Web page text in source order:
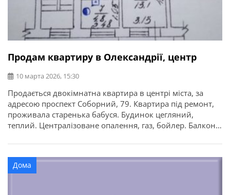
Продам квартиру в Олександрії, центр
10 марта 2026, 15:30
Продається двокімнатна квартира в центрі міста, за
адресою проспект Соборний, 79. Квартира під ремонт,
проживала старенька бабуся. Будинок цегляний,
теплий. Централізоване опалення, газ, бойлер. Балкон
Зручне розташування, поруч всі необхідні магазини,
аптеки, ТЦ Плаза через дорогу.
Дома